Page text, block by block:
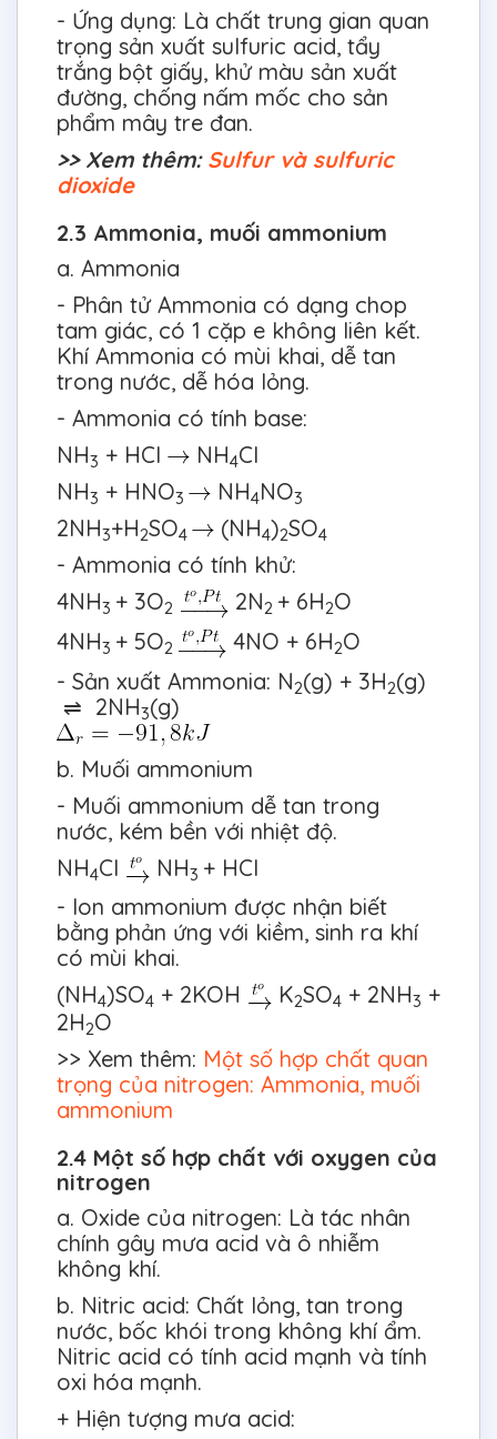
- Ứng dụng: Là chất trung gian quan
trọng sản xuất sulfuric acid, tẩy
trắng bột giấy, khử màu sản xuất
đường, chống nấm mốc cho sản
phẩm mây tre đan.
>> Xem thêm: Sulfur và sulfuric
dioxide
2.3 Ammonia, muối ammonium
a. Ammonia
- Phân tử Ammonia có dạng chop
tam giác, có 1 cặp e không liên kết.
Khí Ammonia có mùi khai, dễ tan
trong nước, dễ hóa lỏng.
- Ammonia có tính base:
NH3 + HCl NH4Cl
NH3 + HNO3 NH4NO3
2NH3+H2SO4 (NH4)2SO4
- Ammonia có tính khử:
4NH3 + 3O2 2N2 + 6H2O
4NH3 + 5O2 4NO + 6H2O
- Sản xuất Ammonia: N2(g) + 3H2(g)
⇌ 2NH3(g)
b. Muối ammonium
- Muối ammonium dễ tan trong
nước, kém bền với nhiệt độ.
NH4Cl NH3 + HCl
- Ion ammonium được nhận biết
bằng phản ứng với kiềm, sinh ra khí
có mùi khai.
(NH4)SO4 + 2KOH K2SO4 + 2NH3 +
2H2O
>> Xem thêm: Một số hợp chất quan
trọng của nitrogen: Ammonia, muối
ammonium
2.4 Một số hợp chất với oxygen của
nitrogen
a. Oxide của nitrogen: Là tác nhân
chính gây mưa acid và ô nhiễm
không khí.
b. Nitric acid: Chất lỏng, tan trong
nước, bốc khói trong không khí ẩm.
Nitric acid có tính acid mạnh và tính
oxi hóa mạnh.
+ Hiện tượng mưa acid: